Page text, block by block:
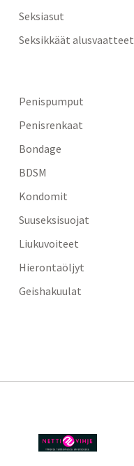
Seksiasut
Seksikkäät alusvaatteet
Penispumput
Penisrenkaat
Bondage
BDSM
Kondomit
Suuseksisuojat
Liukuvoiteet
Hierontaöljyt
Geishakuulat